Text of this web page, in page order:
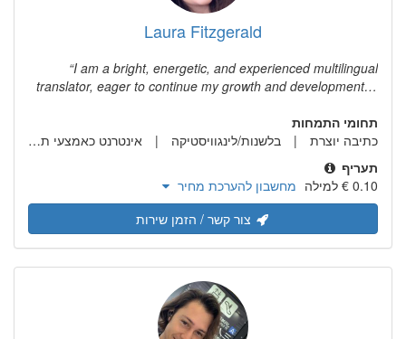
Laura Fitzgerald
I am a bright, energetic, and experienced multilingual
translator, eager to continue my growth and development in
and Spanish into English. I have a degree in Applied
Languages and Translation Studies from Dublin City
University. My specialties include literary translation and
entertainment translation, and I also have experience in legal
translation.
תחומי התמחות
כתיבה יוצרת
בלשנות/לינגוויסטיקה
אינטרנט כאמצעי תקשורת
תעריף
מחשבון להערכת מחיר
צור קשר / הזמן שירות